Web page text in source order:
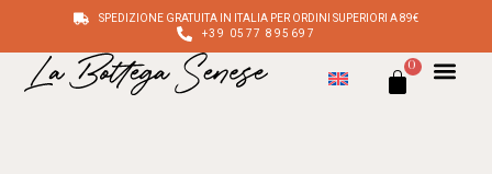
SPEDIZIONE GRATUITA IN ITALIA PER ORDINI SUPERIORI A 89€
+39 0577 895697
0